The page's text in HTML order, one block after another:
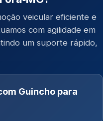
veicular eficiente e
com agilidade em
um suporte rápido,
Guincho para